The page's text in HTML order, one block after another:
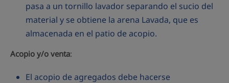
pasa a un tornillo lavador separando el sucio del
material y se obtiene la arena Lavada, que es
almacenada en el patio de acopio.
Acopio y/o venta:
El acopio de agregados debe hacerse